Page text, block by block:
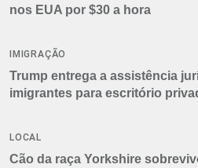
nos EUA por $30 a hora
IMIGRAÇÃO
Trump entrega a assistência
imigrantes para escritório
LOCAL
Cão da raça Yorkshire